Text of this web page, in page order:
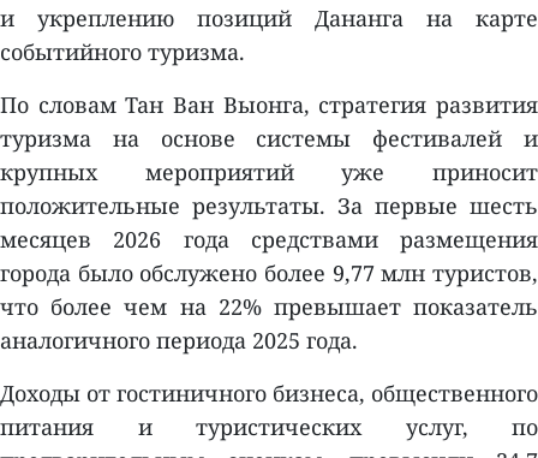
и укреплению позиций Дананга на карте
событийного туризма.
По словам Тан Ван Выонга, стратегия развития
туризма на основе системы фестивалей и
крупных мероприятий уже приносит
положительные результаты. За первые шесть
месяцев 2026 года средствами размещения
города было обслужено более 9,77 млн туристов,
что более чем на 22% превышает показатель
аналогичного периода 2025 года.
Доходы от гостиничного бизнеса, общественного
питания и туристических услуг, по